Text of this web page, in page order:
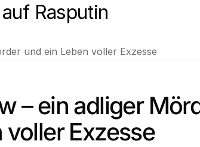
Rasputin
und ein Leben voller Exzesse
– ein adliger
Exzesse